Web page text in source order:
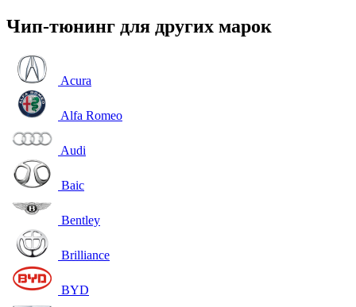
Чип-тюнинг для других марок
Acura
Alfa Romeo
Audi
Baic
Bentley
Brilliance
BYD